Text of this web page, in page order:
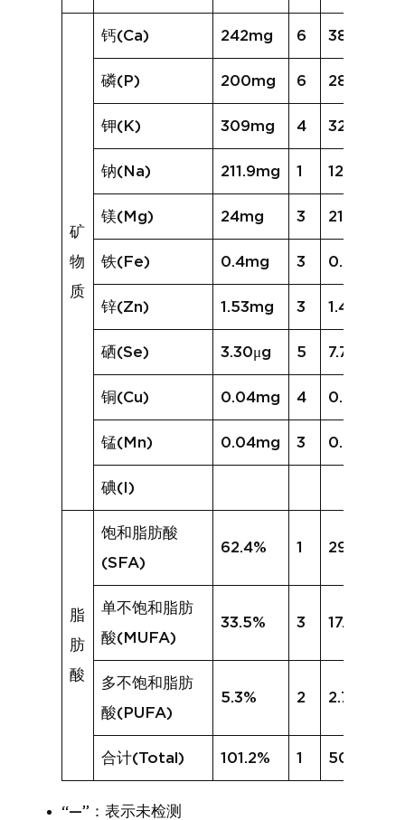
矿
物
质
钙(Ca) 242mg 6 385mg
磷(P) 200mg 6 287mg
钾(K) 309mg 4 321mg
钠(Na) 211.9mg 1 127.7mg
镁(Mg) 24mg 3 21mg
铁(Fe) 0.4mg 3 0.7mg
锌(Zn) 1.53mg 3 1.49mg
硒(Se) 3.30μg 5 7.77μg
铜(Cu) 0.04mg 4 0.06mg
锰(Mn) 0.04mg 3 0.03mg
碘(I)
脂
肪
酸
饱和脂肪酸
(SFA)
62.4% 1 29.8%
单不饱和脂肪
酸(MUFA)
33.5% 3 17.8%
多不饱和脂肪
酸(PUFA)
5.3% 2 2.7%
合计(Total) 101.2% 1 50.2%
“—”：表示未检测